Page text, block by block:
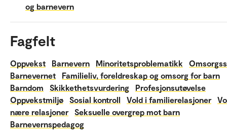
og barnevern
Fagfelt
Oppvekst Barnevern Minoritetsproblematikk
Barnevernet
Familieliv, foreldreskap og omsorg for barn
Barndom
Skikkethetsvurdering
Profesjonsutøvelse
Oppvekstmiljø
Sosial kontroll Vold i familierelasjoner
nære relasjoner
Seksuelle overgrep mot barn
Barnevernspedagog